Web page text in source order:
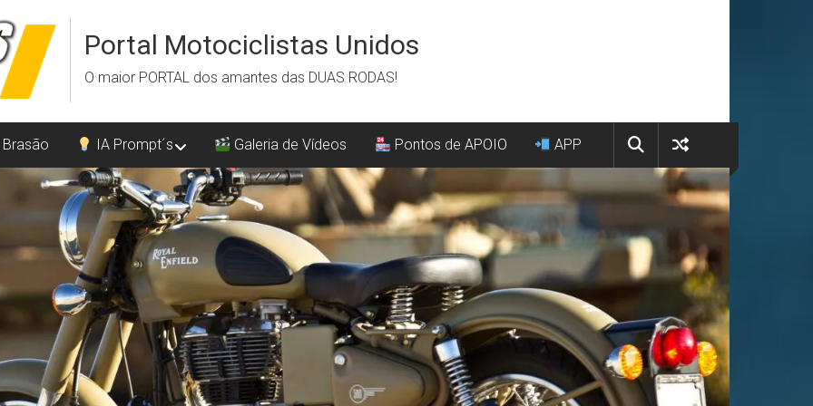
Portal Motociclistas Unidos
O maior PORTAL dos amantes das DUAS RODAS!
IA Prompt´s Galeria de Vídeos Pontos de APOIO APP